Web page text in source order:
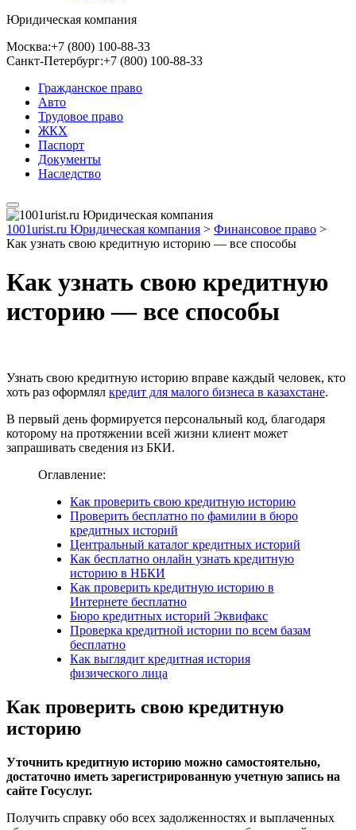
Юридическая компания
Москва:+7 (800) 100-88-33
Санкт-Петербург:+7 (800) 100-88-33
Гражданское право
Авто
Трудовое право
ЖКХ
Паспорт
Документы
Наследство
1001urist.ru Юридическая компания > Финансовое право >
Как узнать свою кредитную историю — все способы
Как узнать свою кредитную
историю — все способы
Узнать свою кредитную историю вправе каждый человек, кто
хоть раз оформлял кредит для малого бизнеса в казахстане.
В первый день формируется персональный код, благодаря
которому на протяжении всей жизни клиент может
запрашивать сведения из БКИ.
Оглавление:
Как проверить свою кредитную историю
Проверить бесплатно по фамилии в бюро
кредитных историй
Центральный каталог кредитных историй
Как бесплатно онлайн узнать кредитную
историю в НБКИ
Как проверить кредитную историю в
Интернете бесплатно
Бюро кредитных историй Эквифакс
Проверка кредитной истории по всем базам
бесплатно
Как выглядит кредитная история
физического лица
Как проверить свою кредитную
историю
Уточнить кредитную историю можно самостоятельно,
достаточно иметь зарегистрированную учетную запись на
сайте Госуслуг.
Получить справку обо всех задолженностях и выплаченных